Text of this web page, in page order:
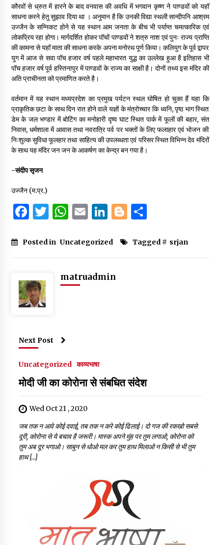
कौरवों से ध्रुत में हारने के बाद वनवास की अवधि में भगवान कृष्ण ने पाण्डवों को यहॉ
साधना करने हेतु सुझाव दिया था । अनुमान है कि उनकी विद्या स्थली सान्दीपनि आश्रम
उज्जैन के सन्निकट होने से यह स्थान आम जनता के बीच भी पर्याप्त चमत्कारिक एवं
लोकप्रिय रहा होगा। मार्गदर्शित होकर पॉचों पाण्डवों ने शत्रु नाश एवं पुनः राज्य प्राप्ति
की कामना से यहॉ माता की साधना करके अपना मनोरथ पूर्ण किया। कलियुग के पूर्व द्वापर
युग में आज से सवा पॉच हजार वर्ष पहले महाभारत युद्ध का उल्लेख हुआ है इतिहास भी
पॉच हजार वर्ष पूर्व हस्तिनापुर में पाण्डवों के राज्य का साक्षी है। दोनों तथ्य इस मंदिर की
अति प्राचीनता को प्रमाणित करते है।
वर्तमान में यह स्थान मध्यप्रदेश का प्रमुख पर्यटन स्थल घोषित हो चुका हैं यहा कि
प्राकृतिक छटा के साथ दिन रात होने वाले यज्ञों के मंत्रोच्चार कि ध्वनि, पृष्ठ भाग स्थित
डेम के जल भण्डार में बोटिंग का मनोहारी दृष्य घाट स्थित पार्क में फूलों की बहार, संत
निवास, धर्मशाला में आवास तथा नवरात्रि पर्व पर भक्तों के लिए फलाहार एवं भोजन की
निःशुल्क सुविधा फूलहार तथा साहित्य की उपलब्धता एवं परिसर स्थित विभिन्न देव मंदिरों
के साथ यह मंदिर जन जन के आकर्षण का केन्द्र बन गया है।
-संदीप सृजन
उज्जैन (म.प्र.)
F
c
o
o
T
it
W
at
A
p
E
ai
Li
k
dI
B
g
S
ar
Posted in Uncategorized Tagged # srjan
matruadmin
Next Post
Uncategorized काव्यभाषा
मोदी जी का कोरोना से संबधित संदेश
Wed Oct 21 , 2020
जब तक न आवे कोई दवाई, तब तक न करे कोई ढिलाई। दो गज की रकखो सबसे
दूरी, कोरोना से ये बचाव है जरूरी। मास्क अपने मुंह पर तुम लगाओ, कोरोना को
तुम अब दूर भगाओ। साबुन से धोओ मल कर तुम हाथ मिलाओ न किसी से भी तुम
हाथ […]